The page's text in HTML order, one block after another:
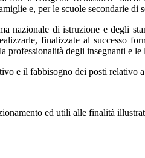
e, per le scuole secondarie di
nazionale di istruzione e degli
finalizzate al successo
degli insegnanti e le
e il fabbisogno dei posti relativo
ed utili alle finalità